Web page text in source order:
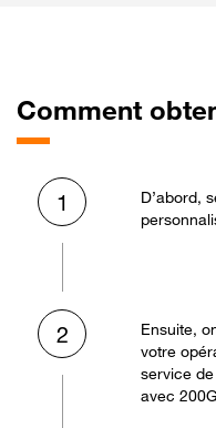
Comment
1
D’abord,
2
Ensuite,
votre
service
avec